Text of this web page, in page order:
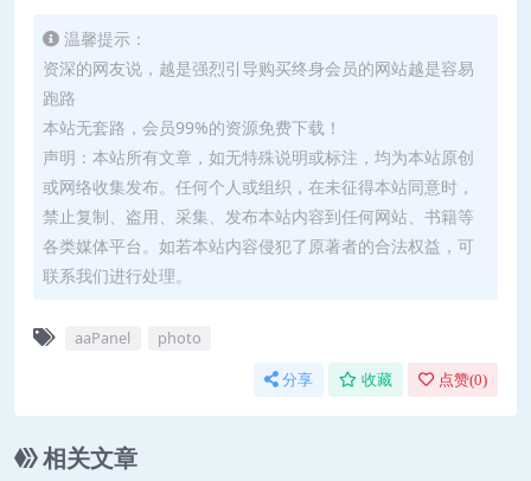
温馨提示：
资深的网友说，越是强烈引导购买终身会员的网站越是容易
跑路
本站无套路，会员99%的资源免费下载！
声明：本站所有文章，如无特殊说明或标注，均为本站原创
或网络收集发布。任何个人或组织，在未征得本站同意时，
禁止复制、盗用、采集、发布本站内容到任何网站、书籍等
各类媒体平台。如若本站内容侵犯了原著者的合法权益，可
联系我们进行处理。
aaPanel photo
分享 收藏 点赞(0)
相关文章